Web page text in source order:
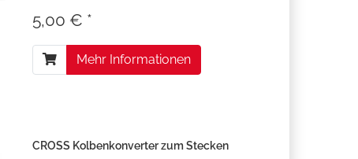
5,00 € *
Mehr Informationen
CROSS Kolbenkonverter zum Stecken